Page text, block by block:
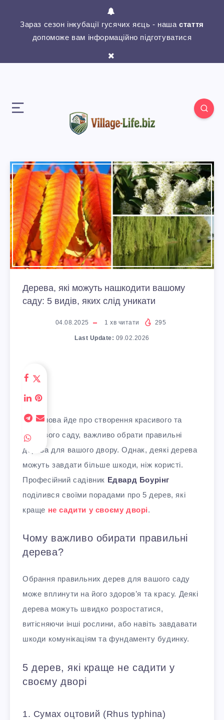
Зараз сезон інкубації гусячих яєць - нашастаття
допоможе вам інформаційно підготуватися
Дерева, які можуть нашкодити вашому
саду: 5 видів, яких слід уникати
04.08.2025 1 хв читати 295
Last Update: 09.02.2026
Коли мова йде про створення красивого та
здорового саду, важливо обрати правильні
дерева для вашого двору. Однак, деякі дерева
можуть завдати більше шкоди, ніж користі.
Професійний садівник Едвард Боурінг
поділився своїми порадами про 5 дерев, які
краще не садити у своєму дворі.
Чому важливо обирати правильні
дерева?
Обрання правильних дерев для вашого саду
може вплинути на його здоров’я та красу. Деякі
дерева можуть швидко розростатися,
витісняючи інші рослини, або навіть завдавати
шкоди комунікаціям та фундаменту будинку.
5 дерев, які краще не садити у
своєму дворі
1. Сумах оцтовий (Rhus typhina)